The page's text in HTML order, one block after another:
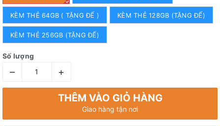
KÈM THẺ 64GB ( TẶNG ĐẾ ) KÈM THẺ 128GB (TẶNG ĐẾ)
KÈM THẺ 256GB (TẶNG ĐẾ)
Số lượng
– +
THÊM VÀO GIỎ HÀNG
Giao hàng tận nơi